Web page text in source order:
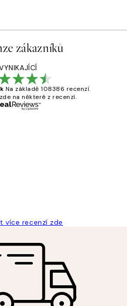
zákazníků
Na základě 108386 recenzí.
na některé z recenzí.
více recenzí zde